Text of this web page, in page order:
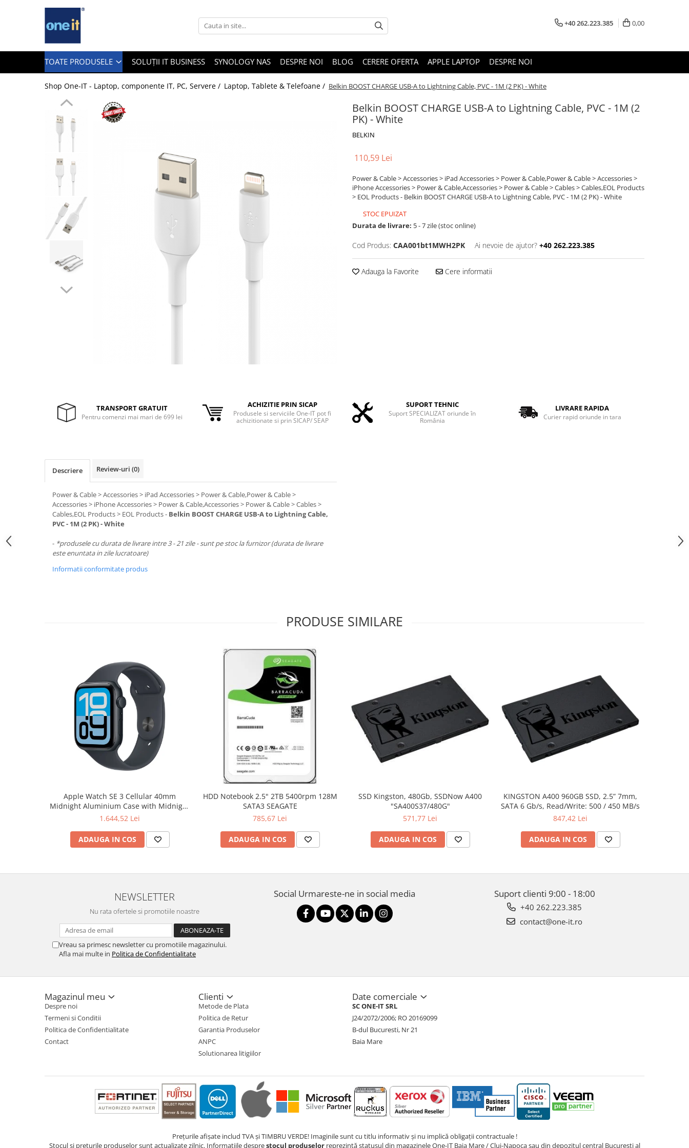
Toate Produsele
Laptop / Notebook
Notebook Consumer
Accesorii Laptop
Componente Laptop
Tablete & accesorii
Apple AirTag
Ochelari Smart
Smartphone IPhone
Scaune Gaming
Tastaturi Gaming
Periferice PC
Mouse Pad
Retelistica & Supraveghere
TV, Multimedia & Electronice
Televizoare & accesorii
Foto & Video
Cloud si Aplicatii SaaS
Sisteme Videoconferinta
+40 262.223.385 0,00
TOATE PRODUSELE SOLUȚII IT BUSINESS SYNOLOGY NAS DESPRE NOI BLOG CERERE OFERTA APPLE LAPTOP DESPRE NOI
Shop One-IT - Laptop, componente IT, PC, Servere / Laptop, Tablete & Telefoane / Belkin BOOST CHARGE USB-A to Lightning Cable, PVC - 1M (2 PK) - White
Belkin BOOST CHARGE USB-A to Lightning Cable, PVC - 1M (2
PK) - White
BELKIN
110,59 Lei
Power & Cable > Accessories > iPad Accessories > Power & Cable,Power & Cable > Accessories >
iPhone Accessories > Power & Cable,Accessories > Power & Cable > Cables > Cables,EOL Products
> EOL Products - Belkin BOOST CHARGE USB-A to Lightning Cable, PVC - 1M (2 PK) - White
STOC EPUIZAT
Durata de livrare: 5 - 7 zile (stoc online)
Cod Produs: CAA001bt1MWH2PK Ai nevoie de ajutor? +40 262.223.385
Adauga la Favorite Cere informatii
TRANSPORT GRATUIT
Pentru comenzi mai mari de 699 lei
ACHIZITIE PRIN SICAP
Produsele si serviciile One-IT pot fi
achizitionate si prin SICAP/ SEAP
SUPORT TEHNIC
Suport SPECIALIZAT oriunde în
România
LIVRARE RAPIDA
Curier rapid oriunde in tara
Descriere Review-uri (0)
Power & Cable > Accessories > iPad Accessories > Power & Cable,Power & Cable >
Accessories > iPhone Accessories > Power & Cable,Accessories > Power & Cable > Cables >
Cables,EOL Products > EOL Products - Belkin BOOST CHARGE USB-A to Lightning Cable,
PVC - 1M (2 PK) - White
- *produsele cu durata de livrare intre 3 - 21 zile - sunt pe stoc la furnizor (durata de livrare
este enuntata in zile lucratoare)
Informatii conformitate produs
PRODUSE SIMILARE
Apple Watch SE 3 Cellular 40mm
Midnight Aluminium Case with Midnight
Sport Band - S/M
1.644,52 Lei
ADAUGA IN COS
HDD Notebook 2.5" 2TB 5400rpm 128M
SATA3 SEAGATE
785,67 Lei
ADAUGA IN COS
SSD Kingston, 480Gb, SSDNow A400
"SA400S37/480G"
571,77 Lei
ADAUGA IN COS
KINGSTON A400 960GB SSD, 2.5” 7mm,
SATA 6 Gb/s, Read/Write: 500 / 450 MB/s
847,42 Lei
ADAUGA IN COS
NEWSLETTER
Nu rata ofertele si promotiile noastre
Vreau sa primesc newsletter cu promotiile magazinului.
Afla mai multe in Politica de Confidentialitate
Social Urmareste-ne in social media Suport clienti 9:00 - 18:00
+40 262.223.385
contact@one-it.ro
Magazinul meu
Despre noi
Termeni si Conditii
Politica de Confidentialitate
Contact
Clienti
Metode de Plata
Politica de Retur
Garantia Produselor
ANPC
Solutionarea litigiilor
Date comerciale
SC ONE-IT SRL
J24/2072/2006; RO 20169099
B-dul Bucuresti, Nr 21
Baia Mare
Prețurile afișate includ TVA și TIMBRU VERDE! Imaginile sunt cu titlu informativ și nu implică obligații contractuale !
Stocul și prețurile produselor sunt actualizate zilnic. Informațiile desprestocul produselorreprezintă statusul din magazinele One-IT Baia Mare / Cluj-Napoca sau din depozitul central București al